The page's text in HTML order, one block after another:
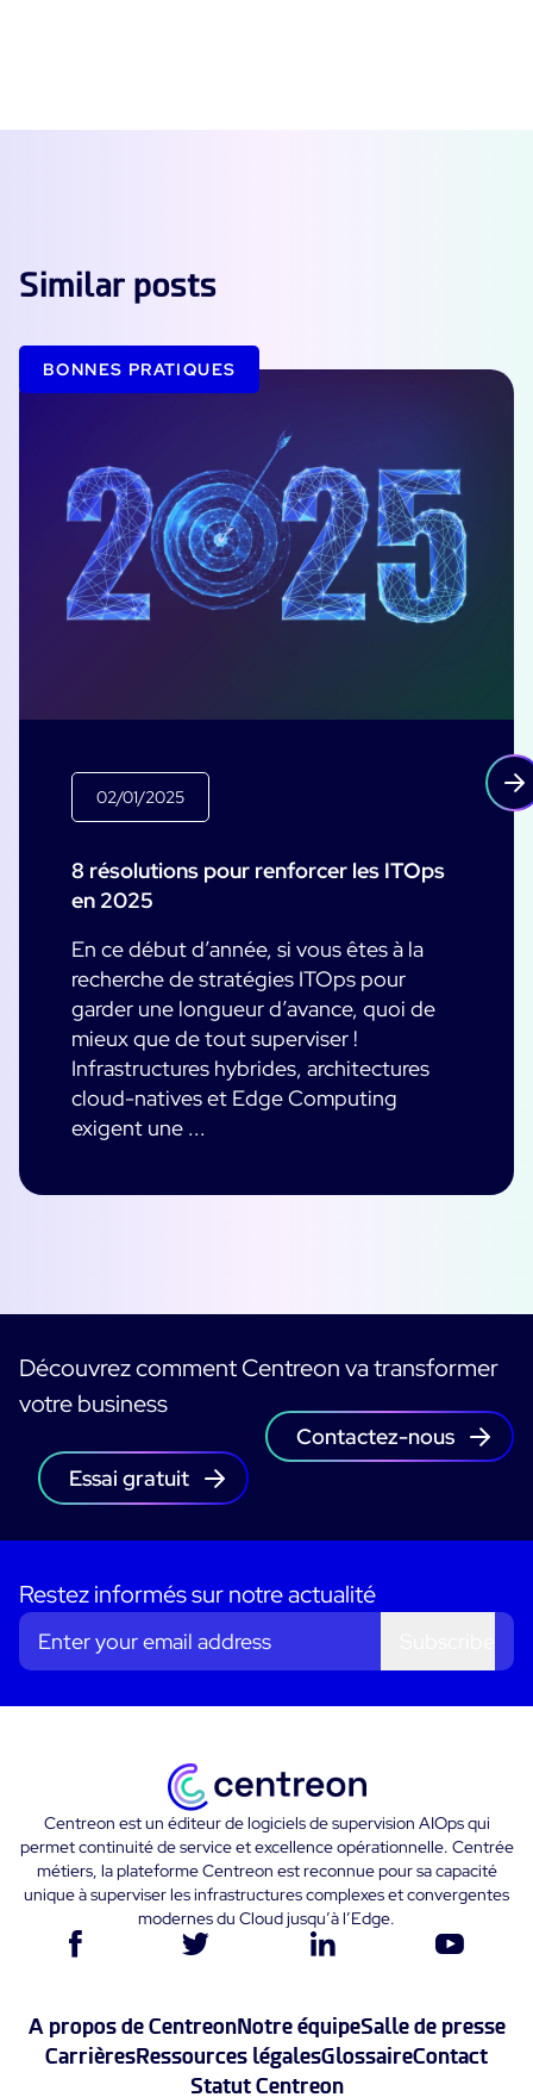
Similar posts
BONNES PRATIQUES
02/01/2025
8 résolutions pour renforcer les ITOps
en 2025
En ce début d’année, si vous êtes à la
recherche de stratégies ITOps pour
garder une longueur d’avance, quoi de
mieux que de tout superviser !
Infrastructures hybrides, architectures
cloud-natives et Edge Computing
exigent une ...
Découvrez comment Centreon va transformer
votre business
Contactez-nous
Essai gratuit
Restez informés sur notre actualité
Centreon est un éditeur de logiciels de supervision AIOps qui
permet continuité de service et excellence opérationnelle. Centrée
métiers, la plateforme Centreon est reconnue pour sa capacité
unique à superviser les infrastructures complexes et convergentes
modernes du Cloud jusqu’à l’Edge.
A propos de CentreonNotre équipeSalle de presse
CarrièresRessources légalesGlossaireContact
Statut Centreon